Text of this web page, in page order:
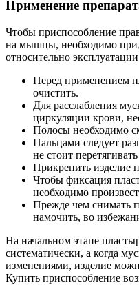
Применение
Чтобы приспособление
на мышцы, необходимо
относительно
Перед применением
очистить.
Для расслабления
циркуляции крови,
Полосы необходимо
Пальцами следует
не стоит
Прикрепить изделие
Чтобы фиксация
необходимо
Прежде чем снимать
намочить, во
На начальном этапе
систематически, а когда
изменениями, изделие
Купить приспособление